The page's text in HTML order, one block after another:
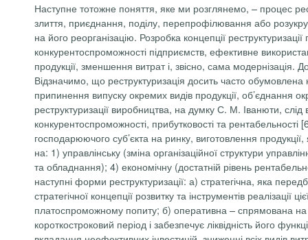
Наступне тотожне поняття, яке ми розглянемо, – процес
злиття, приєднання, поділу, перепрофілювання або
на його реорганізацію. Розробка концепції
конкурентоспроможності підприємств, ефективне
продукції, зменшення витрат і, звісно, сама модернізація.
Відзначимо, що реструктуризація досить часто обумовлена
припинення випуску окремих видів продукції,
реструктуризації виробництва, на думку С. М. Іванюти,
конкурентоспроможності, прибутковості та
господарюючого суб’єкта на ринку, виготовлення
на: 1) управлінську (зміна організаційної структури
та обладнання); 4) економічну (достатній рівень
наступні форми реструктуризації: а) стратегічна, яка
стратегічної концепції розвитку та інструментів
платоспроможному попиту; б) оперативна – спрямована на
короткостроковий період і забезпечує ліквідність його